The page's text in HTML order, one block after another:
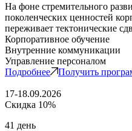
На фоне стремительного
поколенческих ценностей
переживает тектонические
Корпоративное обучение
Внутренние коммуникации
Управление персоналом
Подробнее
Получить
17-18.09.2026
Скидка 10%
41 день